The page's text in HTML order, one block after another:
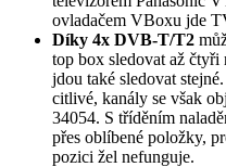
ovladačem VBoxu jde
Díky 4x DVB-T/T2
top box sledovat až čtyři
jdou také sledovat
citlivé, kanály se však
34054. S tříděním
přes oblíbené položky,
pozici žel nefunguje.